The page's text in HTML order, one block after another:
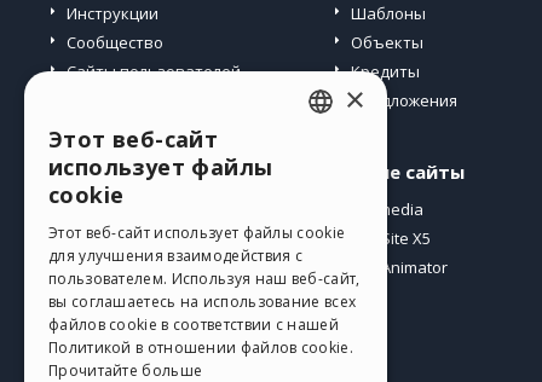
Инструкции
Сообщество
Сайты пользователей
Шаблоны
Объекты
Кредиты
Предложения
Профиль
Мои посты
Мои лицензии
Загрузить
Веб-хостинг
Мои кредиты
Другие сайты
Incomedia
WebSite X5
WebAnimator
GERMAN
SPANISH
PORTUGUESE
POLISH
×
Этот веб-сайт
использует файлы
cookie
Этот веб-сайт использует файлы cookie
для улучшения взаимодействия с
пользователем. Используя наш веб-сайт,
вы соглашаетесь на использование всех
файлов cookie в соответствии с нашей
Политикой в ​​отношении файлов cookie.
Прочитайте больше